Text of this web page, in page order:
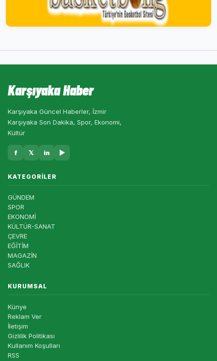
Karşıyaka Haber
Karşıyaka Güncel Haberler, İzmir
Karşıyaka Son Dakika, Spor, Ekonomi,
Kültür
f 𝕏 in ▶
KATEGORILER
GÜNDEM
SPOR
EKONOMİ
KÜLTÜR-SANAT
ÇEVRE
EĞİTİM
MAGAZİN
SAĞLIK
KURUMSAL
Künye
Reklam Ver
İletişim
Gizlilik Politikası
Kullanım Koşulları
RSS